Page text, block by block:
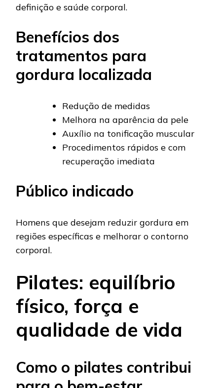
definição e saúde corporal.
Benefícios dos
tratamentos para
gordura localizada
Redução de medidas
Melhora na aparência da pele
Auxílio na tonificação muscular
Procedimentos rápidos e com
recuperação imediata
Público indicado
Homens que desejam reduzir gordura em
regiões específicas e melhorar o contorno
corporal.
Pilates: equilíbrio
físico, força e
qualidade de vida
Como o pilates contribui